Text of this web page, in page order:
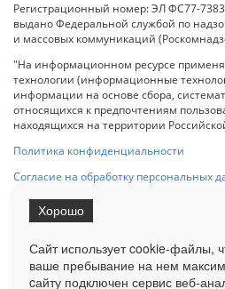
Регистрационный номер: ЭЛ ФС77-
выдано Федеральной службой по
и массовых коммуникаций
"На информационном ресурсе
технологии (информационные
информации на основе сбора,
относящихся к предпочтениям
находящихся на территории
Политика конфиденциальности
Согласие на обработку персональных
на Сетевое издание «ОрелТаймс»
Ограниченная статистика
Сайт использует cookie-файлы,
ваше пребывание на нем
cайту подключен сервис веб-
Хорошо